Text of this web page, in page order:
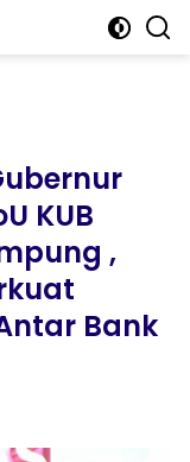
KUB
,
Bank